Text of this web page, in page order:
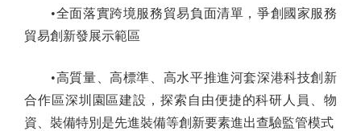
•全面落實跨境服務貿易負面清單，爭創國家服務
貿易創新發展示範區
•高質量、高標準、高水平推進河套深港科技創新
合作區深圳園區建設，探索自由便捷的科研人員、物
資、裝備特別是先進裝備等創新要素進出查驗監管模式